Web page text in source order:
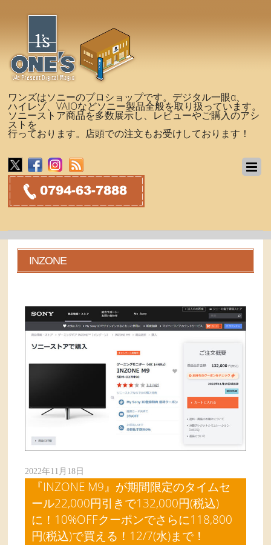
ワンズはソニーのプロショップです。デジタル一眼α、
ハイレゾ、VAIOなどソニー製品全般を取り扱っています。
ソニーストア商品を多数展示し、レビューやご購入のアシ
ストを
行っております。店頭での注文もお受けしております！
INZONE
2022年11月18日
『INZONE M9』が期間限定のタイムセ
ール22,000円引きで132,000円(税込)
に！10%OFFクーポンでさらに118,800
円(税込)で買える！12/7(水)まで！